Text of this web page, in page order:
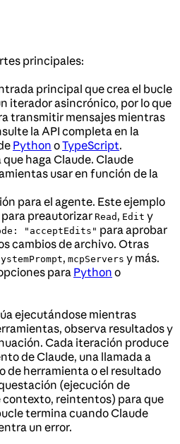
principales:
principal que crea el bucle
iterador asincrónico, por lo que
transmitir mensajes mientras
la API completa en la
Python oTypeScript.
que haga Claude. Claude
usar en función de la
para el agente. Este ejemplo
para preautorizar Read , Edit y
"acceptEdits" para aprobar
cambios de archivo. Otras
, mcpServers y más.
para Python o
ejecutándose mientras
observa resultados y
Cada iteración produce
de Claude, una llamada a
de herramienta o el resultado
(ejecución de
reintentos) para que
termina cuando Claude
un error.